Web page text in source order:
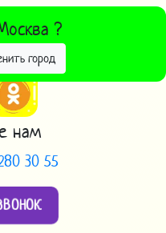
?
город
ГОРОД
нам
30 55